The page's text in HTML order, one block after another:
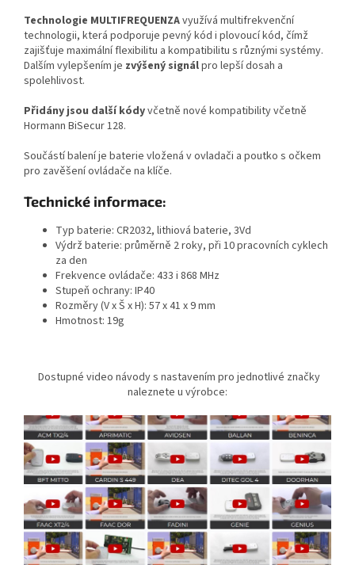
Technologie MULTIFREQUENZAvyužívá multifrekvenční
technologii, která podporuje pevný kód i plovoucí kód, čímž
zajišťuje maximální flexibilitu a kompatibilitu s různými systémy.
Dalším vylepšením je zvýšený signálpro lepší dosah a
spolehlivost.
Přidány jsou další kódyvčetně nové kompatibility včetně
Hormann BiSecur 128.
Součástí balení je baterie vložená v ovladači a poutko s očkem
pro zavěšení ovládače na klíče.
Technické informace:
Typ baterie: CR2032, lithiová baterie, 3Vd
Výdrž baterie: průměrně 2 roky, při 10 pracovních cyklech
za den
Frekvence ovládače: 433 i 868 MHz
Stupeň ochrany: IP40
Rozměry (V x Š x H): 57 x 41 x 9 mm
Hmotnost: 19g
Dostupné video návody s nastavením pro jednotlivé značky
naleznete u výrobce: